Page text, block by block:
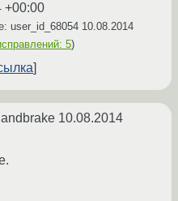
+00:00
user_id_68054 10.08.2014
5)
10.08.2014